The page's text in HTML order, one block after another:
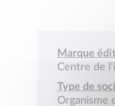
Marque
Centre de
Type de
Organisme